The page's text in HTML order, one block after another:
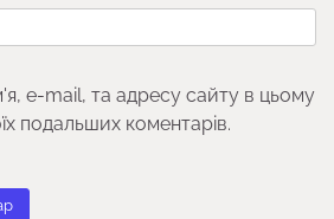
e-mail, та адресу сайту в цьому
подальших коментарів.